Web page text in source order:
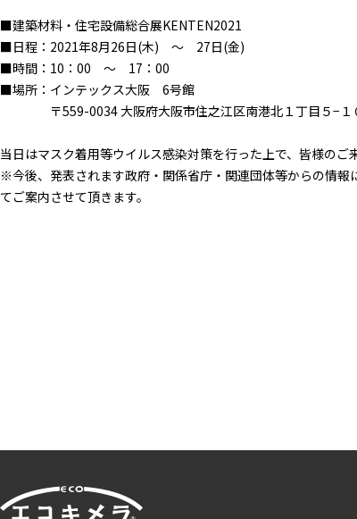
■建築材料・住宅設備総合展KENTEN2021
■日程：2021年8月26日(木) ～ 27日(金)
■時間：10：00 ～ 17：00
■場所：インテックス大阪 6号館
〒559-0034 大阪府大阪市住之江区南港北１丁目５−１
当日はマスク着用等ウイルス感染対策を行った上で、皆様のご
※今後、発表されます政府・関係省庁・関連団体等からの情
てご案内させて頂きます。